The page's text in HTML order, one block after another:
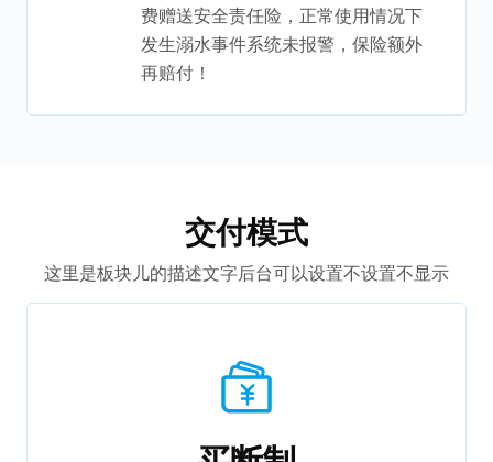
费赠送安全责任险，正常使用情况下
发生溺水事件系统未报警，保险额外
再赔付！
交付模式
这里是板块儿的描述文字后台可以设置不设置不显示